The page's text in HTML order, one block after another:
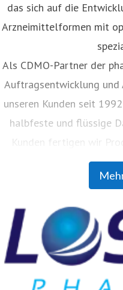
das sich auf die
Arzneimittelformen mit
Als CDMO-Partner der
Auftragsentwicklung
unseren Kunden seit
halbfeste und flüssige
Kunden fertigen wir
Ländern vertrieben
unterstützen wir
hin zur